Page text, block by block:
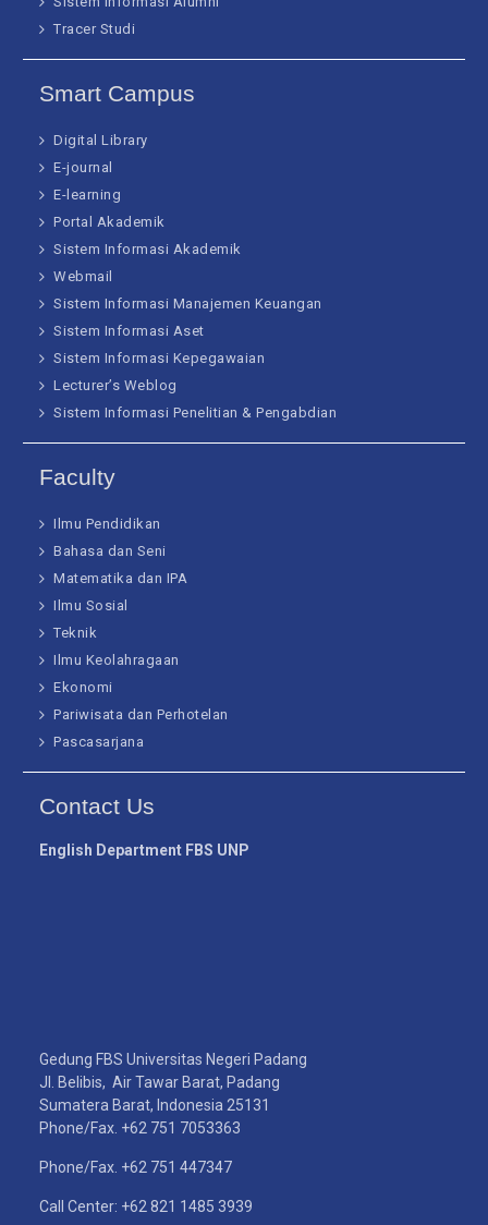
Tracer Studi
Smart Campus
Digital Library
E-journal
E-learning
Portal Akademik
Sistem Informasi Akademik
Webmail
Sistem Informasi Manajemen Keuangan
Sistem Informasi Aset
Sistem Informasi Kepegawaian
Lecturer’s Weblog
Sistem Informasi Penelitian & Pengabdian
Faculty
Ilmu Pendidikan
Bahasa dan Seni
Matematika dan IPA
Ilmu Sosial
Teknik
Ilmu Keolahragaan
Ekonomi
Pariwisata dan Perhotelan
Pascasarjana
Contact Us
English Department FBS UNP
Gedung FBS Universitas Negeri Padang
Jl. Belibis, Air Tawar Barat, Padang
Sumatera Barat, Indonesia 25131
Phone/Fax. +62 751 7053363
Phone/Fax. +62 751 447347
Call Center: +62 821 1485 3939